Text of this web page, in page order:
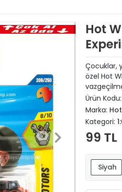
Hot
Çocuklar,
özel Hot
Ürün Kodu:
Marka:
Kategori:
99 TL
Siyah